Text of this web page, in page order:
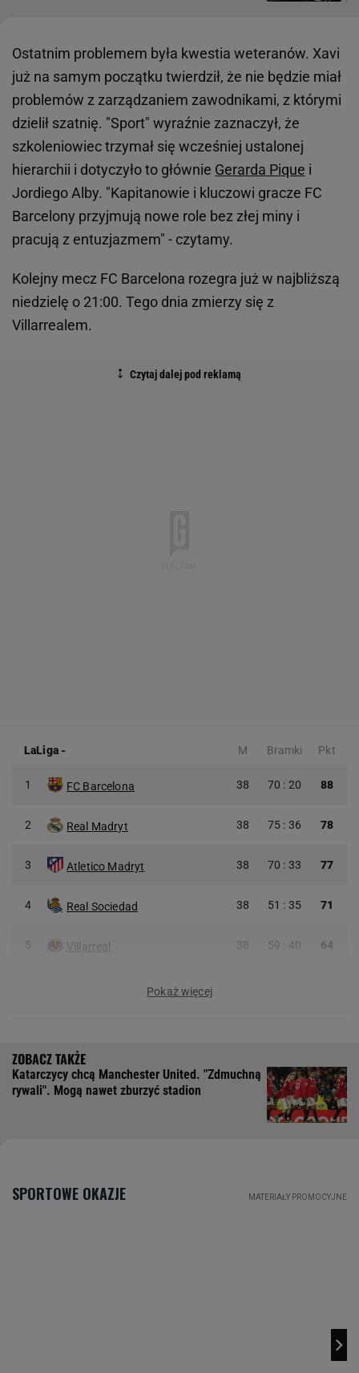
Ostatnim problemem była kwestia weteranów. Xavi
już na samym początku twierdził, że nie będzie miał
problemów z zarządzaniem zawodnikami, z którymi
dzielił szatnię. "Sport" wyraźnie zaznaczył, że
szkoleniowiec trzymał się wcześniej ustalonej
hierarchii i dotyczyło to głównie Gerarda Pique i
Jordiego Alby. "Kapitanowie i kluczowi gracze FC
Barcelony przyjmują nowe role bez złej miny i
pracują z entuzjazmem" - czytamy.
Kolejny mecz FC Barcelona rozegra już w najbliższą
niedzielę o 21:00. Tego dnia zmierzy się z
Villarrealem.
LaLiga- M Bramki Pkt
1 FC Barcelona 38 70 : 20 88
2 Real Madryt 38 75 : 36 78
3 Atletico Madryt 38 70 : 33 77
4 Real Sociedad 38 51 : 35 71
5 Villarreal 38 59 : 40 64
Pokaż więcej
Katarczycy chcą Manchester United. "Zdmuchną
rywali". Mogą nawet zburzyć stadion